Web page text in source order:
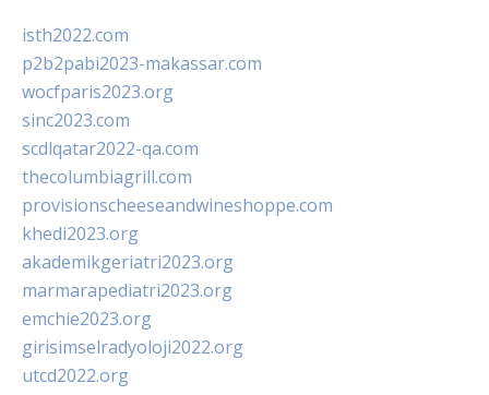
isth2022.com
p2b2pabi2023-makassar.com
wocfparis2023.org
sinc2023.com
scdlqatar2022-qa.com
thecolumbiagrill.com
provisionscheeseandwineshoppe.com
khedi2023.org
akademikgeriatri2023.org
marmarapediatri2023.org
emchie2023.org
girisimselradyoloji2022.org
utcd2022.org